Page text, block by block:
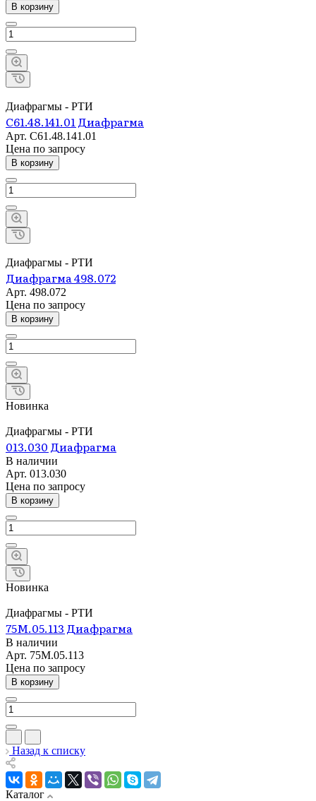
В корзину
Диафрагмы - РТИ
С61.48.141.01 Диафрагма
Арт. С61.48.141.01
Цена по запросу
В корзину
Диафрагмы - РТИ
Диафрагма 498.072
Арт. 498.072
Цена по запросу
В корзину
Новинка
Диафрагмы - РТИ
013.030 Диафрагма
В наличии
Арт. 013.030
Цена по запросу
В корзину
Новинка
Диафрагмы - РТИ
75М.05.113 Диафрагма
В наличии
Арт. 75М.05.113
Цена по запросу
В корзину
Назад к списку
Каталог